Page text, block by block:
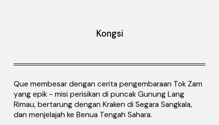
Kongsi
Que membesar dengan cerita pengembaraan Tok Zam
yang epik - misi perisikan di puncak Gunung Lang
Rimau, bertarung dengan Kraken di Segara Sangkala,
dan menjelajah ke Benua Tengah Sahara.